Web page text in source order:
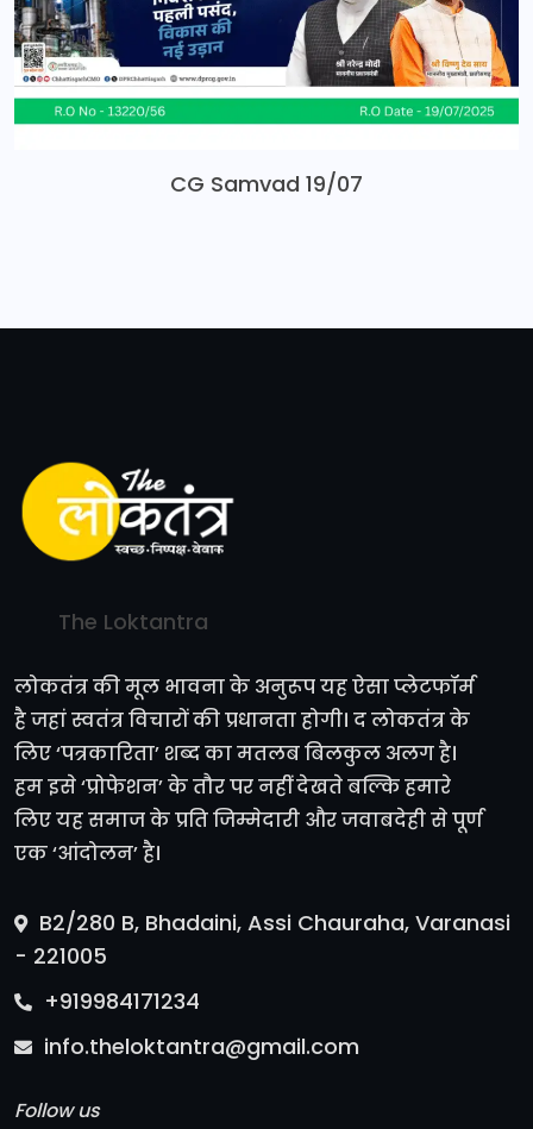
CG Samvad 19/07
The Loktantra
लोकतंत्र की मूल भावना के अनुरूप यह ऐसा प्लेटफॉर्म
है जहां स्वतंत्र विचारों की प्रधानता होगी। द लोकतंत्र के
लिए ‘पत्रकारिता’ शब्द का मतलब बिलकुल अलग है।
हम इसे ‘प्रोफेशन’ के तौर पर नहीं देखते बल्कि हमारे
लिए यह समाज के प्रति जिम्मेदारी और जवाबदेही से पूर्ण
एक ‘आंदोलन’ है।
B2/280 B, Bhadaini, Assi Chauraha, Varanasi
- 221005
+919984171234
info.theloktantra@gmail.com
Follow us